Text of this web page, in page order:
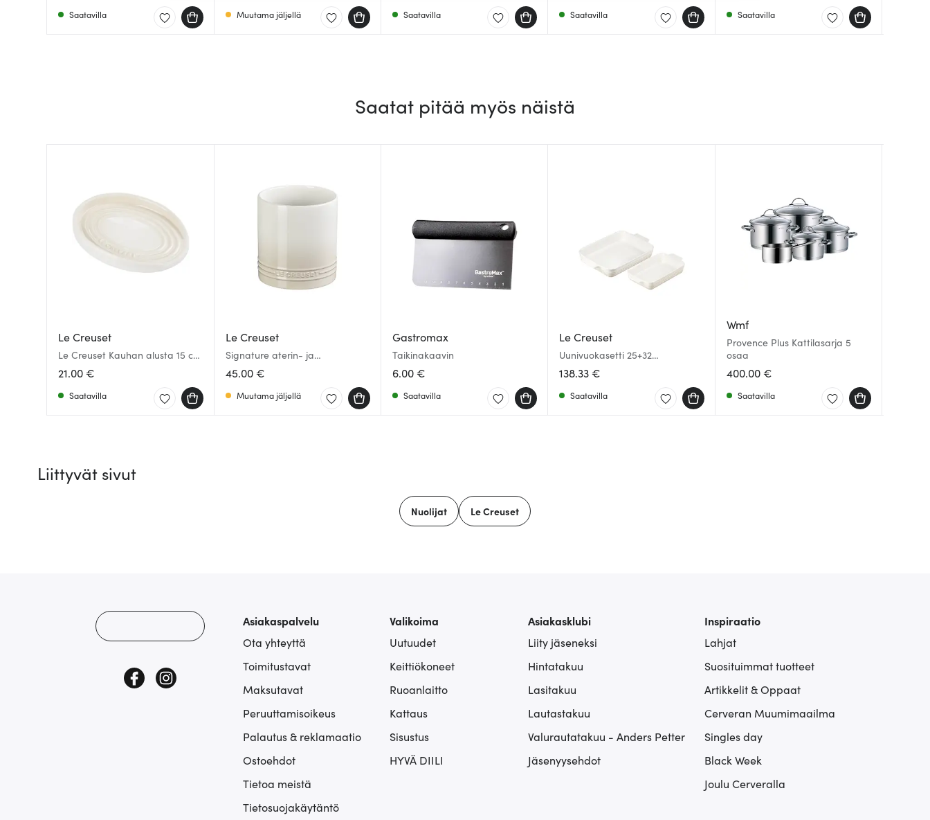
Saatavilla Muutama jäljellä Saatavilla Saatavilla Saatavilla
Saatat pitää myös näistä
Le Creuset
Le Creuset Kauhan alusta 15 cm
Merinque
21.00 €
Saatavilla
Le Creuset
Signature aterin- ja
keittiövälinepurkki 1,1 L meringue
45.00 €
Muutama jäljellä
Gastromax
Taikinakaavin
6.00 €
Saatavilla
Le Creuset
Uunivuokasetti 25+32
cmUunivuokasetti 25+32 cm
Meringue
138.33 €
Saatavilla
Wmf
Provence Plus Kattilasarja 5
osaa
400.00 €
Saatavilla
Liittyvät sivut
Nuolijat Le Creuset
Asiakaspalvelu
Ota yhteyttä
Toimitustavat
Maksutavat
Peruuttamisoikeus
Palautus & reklamaatio
Ostoehdot
Tietoa meistä
Tietosuojakäytäntö
Valikoima
Uutuudet
Keittiökoneet
Ruoanlaitto
Kattaus
Sisustus
HYVÄ DIILI
Asiakasklubi
Liity jäseneksi
Hintatakuu
Lasitakuu
Lautastakuu
Valurautatakuu - Anders Petter
Jäsenyysehdot
Inspiraatio
Lahjat
Suosituimmat tuotteet
Artikkelit & Oppaat
Cerveran Muumimaailma
Singles day
Black Week
Joulu Cerveralla